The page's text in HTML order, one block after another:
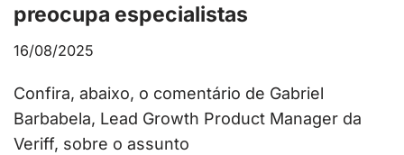
preocupa especialistas
16/08/2025
Confira, abaixo, o comentário de Gabriel
Barbabela, Lead Growth Product Manager da
Veriff, sobre o assunto